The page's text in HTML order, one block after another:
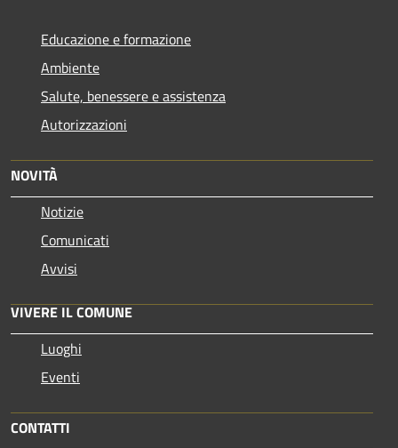
Educazione e formazione
Ambiente
Salute, benessere e assistenza
Autorizzazioni
NOVITÀ
Notizie
Comunicati
Avvisi
VIVERE IL COMUNE
Luoghi
Eventi
CONTATTI